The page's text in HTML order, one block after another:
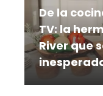
De la
TV: la
River que